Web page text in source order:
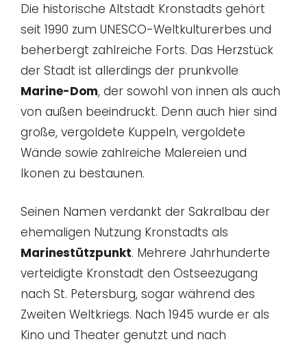
Die historische Altstadt Kronstadts gehört
seit 1990 zum UNESCO-Weltkulturerbes und
beherbergt zahlreiche Forts. Das Herzstück
der Stadt ist allerdings der prunkvolle
Marine-Dom, der sowohl von innen als auch
von außen beeindruckt. Denn auch hier sind
große, vergoldete Kuppeln, vergoldete
Wände sowie zahlreiche Malereien und
Ikonen zu bestaunen.
Seinen Namen verdankt der Sakralbau der
ehemaligen Nutzung Kronstadts als
Marinestützpunkt. Mehrere Jahrhunderte
verteidigte Kronstadt den Ostseezugang
nach St. Petersburg, sogar während des
Zweiten Weltkriegs. Nach 1945 wurde er als
Kino und Theater genutzt und nach